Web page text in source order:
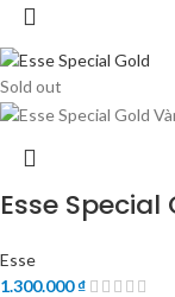
Sold out
Esse Special
Esse
1.300.000₫